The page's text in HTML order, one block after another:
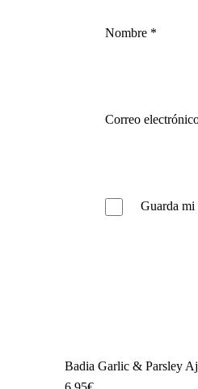
Nombre *
Correo
Guarda mi
Badia Garlic & Parsley